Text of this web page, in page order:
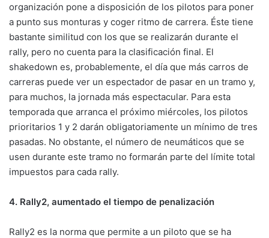
organización pone a disposición de los pilotos para poner
a punto sus monturas y coger ritmo de carrera. Éste tiene
bastante similitud con los que se realizarán durante el
rally, pero no cuenta para la clasificación final. El
shakedown es, probablemente, el día que más carros de
carreras puede ver un espectador de pasar en un tramo y,
para muchos, la jornada más espectacular. Para esta
temporada que arranca el próximo miércoles, los pilotos
prioritarios 1 y 2 darán obligatoriamente un mínimo de tres
pasadas. No obstante, el número de neumáticos que se
usen durante este tramo no formarán parte del límite total
impuestos para cada rally.
4. Rally2, aumentado el tiempo de penalización
Rally2 es la norma que permite a un piloto que se ha